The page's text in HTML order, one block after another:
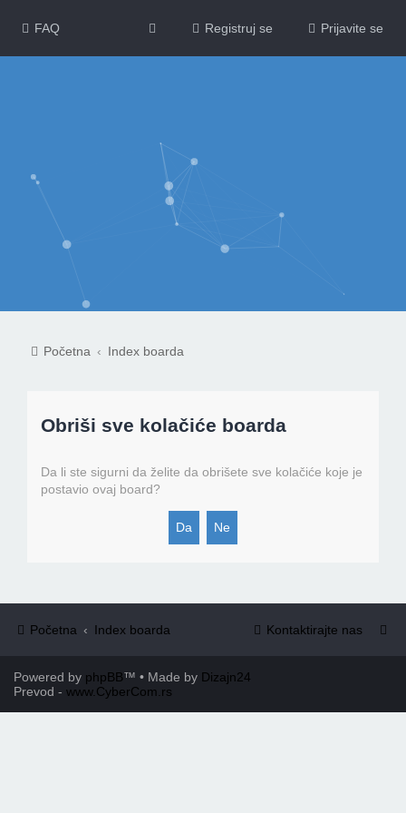
FAQ Prijavite se
Registruj se
Početna Index boarda
Obriši sve kolačiće boarda
Da li ste sigurni da želite da obrišete sve kolačiće koje je
postavio ovaj board?
Početna Index boarda Kontaktirajte nas
Powered by phpBB™ • Made by Dizajn24
Prevod - www.CyberCom.rs